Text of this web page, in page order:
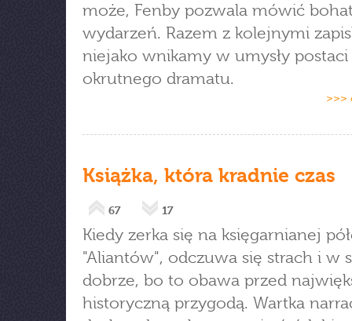
może, Fenby pozwala mówić
wydarzeń. Razem z kolejnymi
niejako wnikamy w umysły
okrutnego dramatu.
>>>
Książka, która kradnie czas
67 17
Kiedy zerka się na księgarnianej
"Aliantów", odczuwa się strach i w
dobrze, bo to obawa przed
historyczną przygodą. Wartka